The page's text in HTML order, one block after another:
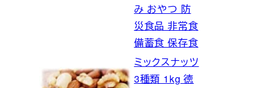
み おやつ 防
災食品 非常食
備蓄食 保存食
ミックスナッツ
3種類 1kg 徳